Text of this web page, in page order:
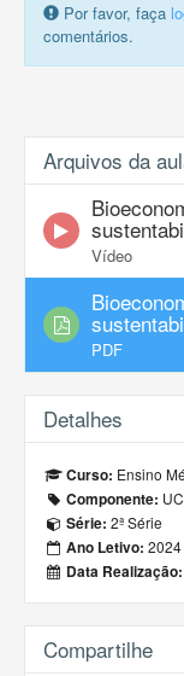
Por favor, faça
comentários.
Arquivos da
Vídeo
PDF
Detalhes
Curso: Ensino
Componente:
Série: 2ª Série
Ano Letivo: 2024
Data Realização:
Compartilhe